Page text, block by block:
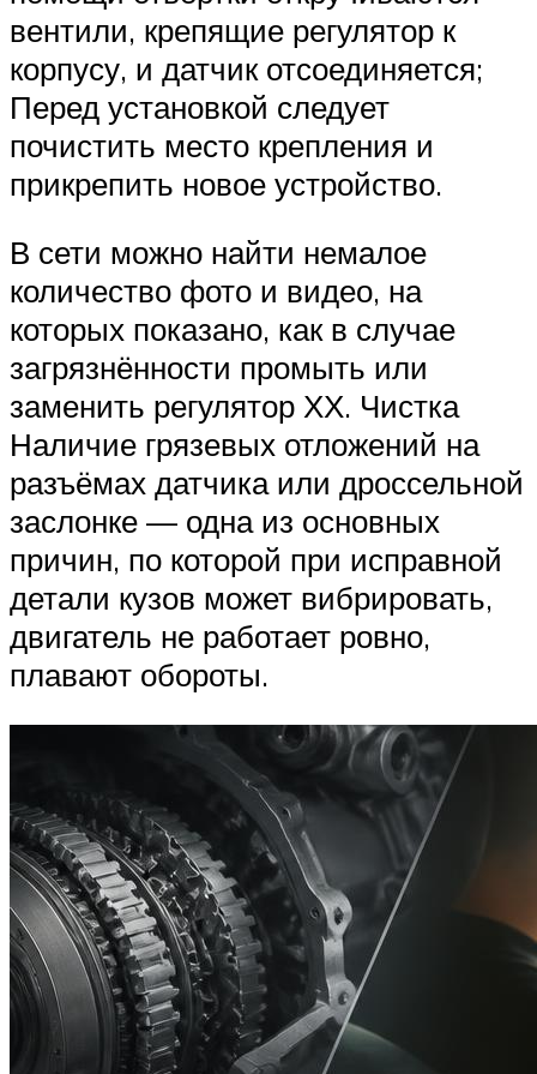
вентили, крепящие регулятор к
корпусу, и датчик отсоединяется;
Перед установкой следует
почистить место крепления и
прикрепить новое устройство.
В сети можно найти немалое
количество фото и видео, на
которых показано, как в случае
загрязнённости промыть или
заменить регулятор ХХ. Чистка
Наличие грязевых отложений на
разъёмах датчика или дроссельной
заслонке — одна из основных
причин, по которой при исправной
детали кузов может вибрировать,
двигатель не работает ровно,
плавают обороты.